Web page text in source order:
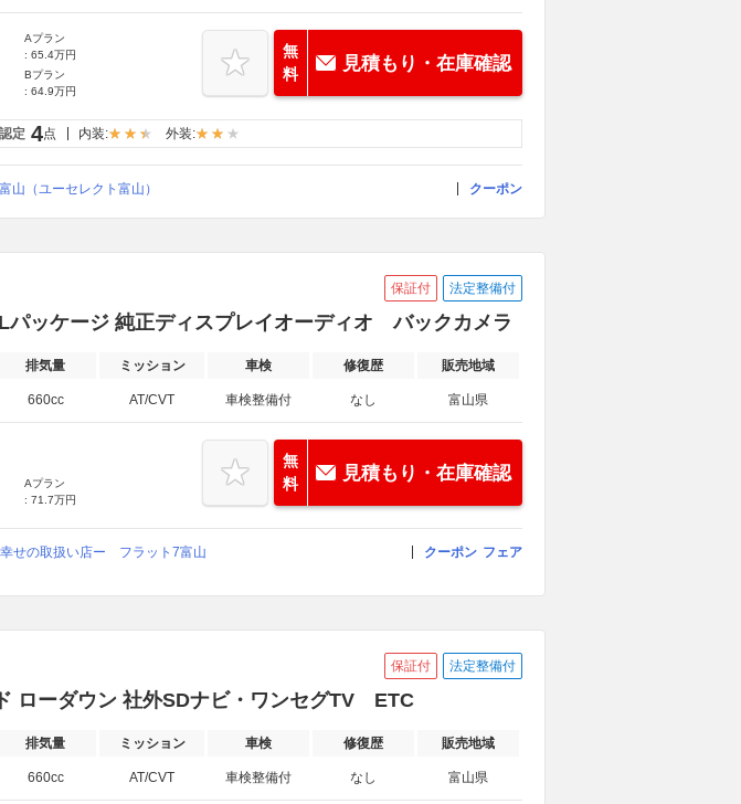
Aプラン
: 65.4万円
Bプラン
: 64.9万円
無
料
見積もり・在庫確認
定 4点 内装: 外装:
山（ユーセレクト富山） クーポン
保証付 法定整備付
パッケージ 純正ディスプレイオーディオ バックカメラ
排気量 ミッション 車検 修復歴 販売地域
660cc AT/CVT 車検整備付 なし 富山県
Aプラン
: 71.7万円
無
料
見積もり・在庫確認
せの取扱い店ー フラット7富山 クーポン フェア
保証付 法定整備付
ローダウン 社外SDナビ・ワンセグTV ETC
排気量 ミッション 車検 修復歴 販売地域
660cc AT/CVT 車検整備付 なし 富山県